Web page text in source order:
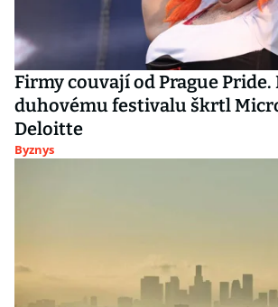
Firmy couvají od Prague
duhovému festivalu škrtl
Deloitte
Byznys